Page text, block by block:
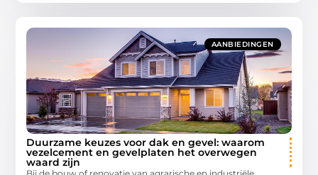
AANBIEDINGEN
Duurzame keuzes voor dak en gevel: waarom
vezelcement en gevelplaten het overwegen
waard zijn